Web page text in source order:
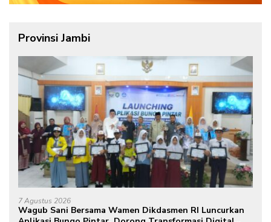
Provinsi Jambi
7 Agustus 2026
Wagub Sani Bersama Wamen Dikdasmen RI Luncurkan